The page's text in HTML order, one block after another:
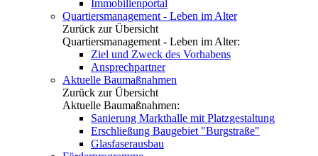
Immobilienportal
Quartiersmanagement - Leben im Alter
Zurück zur Übersicht
Quartiersmanagement - Leben im Alter:
Ziel und Zweck des Vorhabens
Ansprechpartner
Aktuelle Baumaßnahmen
Zurück zur Übersicht
Aktuelle Baumaßnahmen:
Sanierung Markthalle mit Platzgestaltung
Erschließung Baugebiet "Burgstraße"
Glasfaserausbau